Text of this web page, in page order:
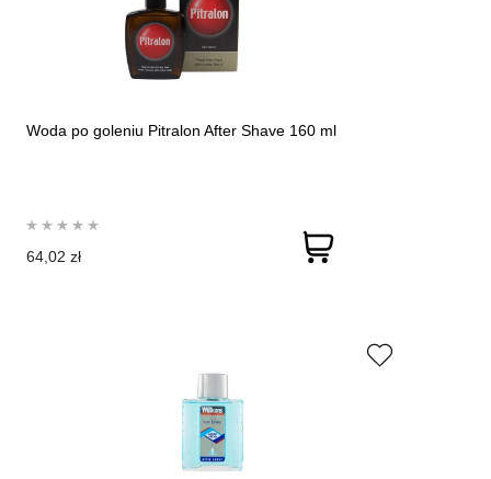
Woda po goleniu Pitralon After Shave 160 ml
64,02 zł